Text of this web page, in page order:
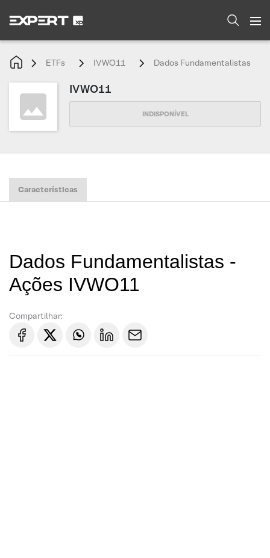
ETFs IVWO11 Dados Fundamentalistas
IVWO11
Características
Dados Fundamentalistas -
Ações IVWO11
Compartilhar: